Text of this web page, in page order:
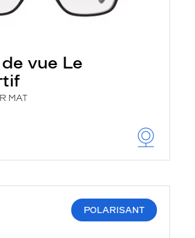
vue Le
MAT
POLARISANT